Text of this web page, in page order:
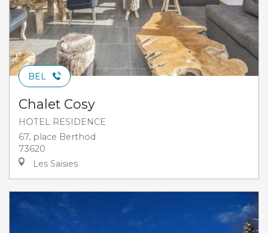
BEL
Chalet Cosy
HOTEL RESIDENCE
67, place Berthod
73620
Les Saisies